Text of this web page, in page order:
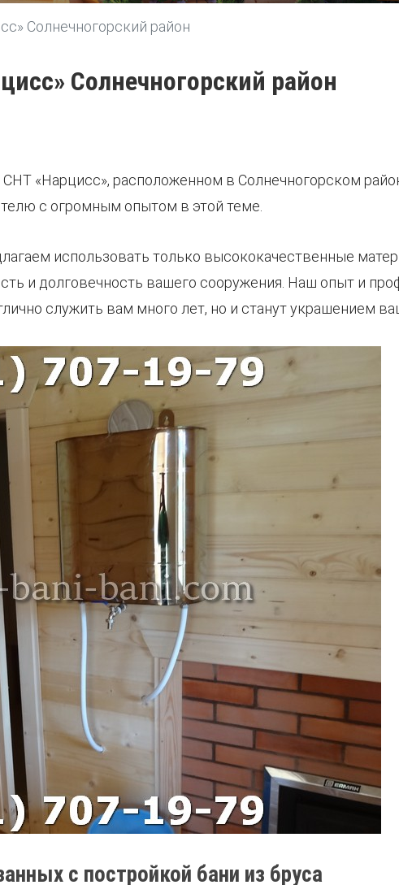
Солнечногорский район
Солнечногорский район
«Нарцисс», расположенном в Солнечногорском
с огромным опытом в этой теме.
использовать только высококачественные
и долговечность вашего сооружения. Наш опыт и
служить вам много лет, но и станут украшением
с постройкой бани из бруса